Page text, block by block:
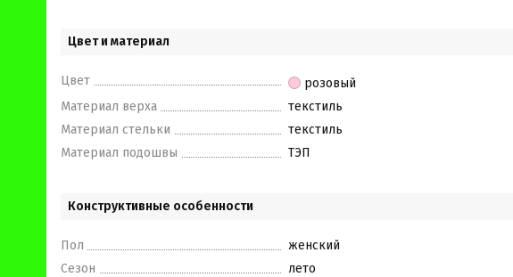
Цвет и материал
Цвет
розовый
Материал верха
текстиль
Материал стельки
текстиль
Материал подошвы
ТЭП
Конструктивные особенности
Пол
женский
Сезон
лето